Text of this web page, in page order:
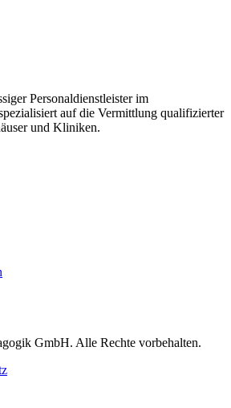
Personaldienstleister im
auf die Vermittlung qualifizierter
und Kliniken.
GmbH. Alle Rechte vorbehalten.